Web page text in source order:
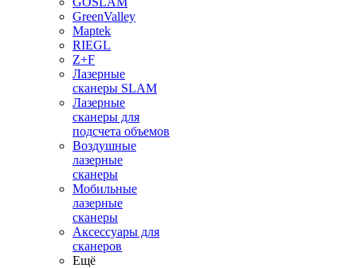
GreenValley
Maptek
RIEGL
Z+F
Лазерные
сканеры SLAM
Лазерные
сканеры для
подсчета объемов
Воздушные
лазерные
сканеры
Мобильные
лазерные
сканеры
Аксессуары для
сканеров
Ещё